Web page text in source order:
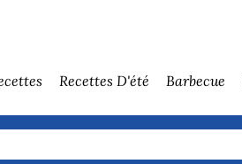
Recettes D'été Barbecue